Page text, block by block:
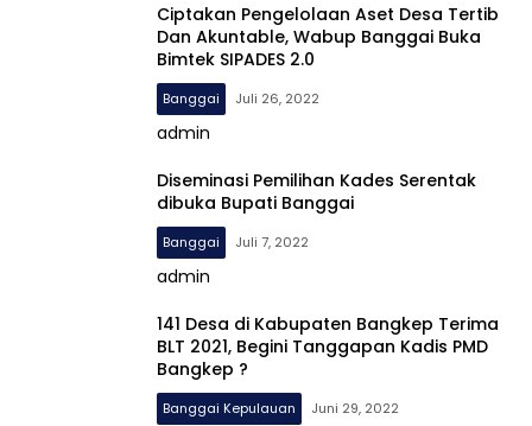
Ciptakan Pengelolaan Aset Desa Tertib
Dan Akuntable, Wabup Banggai Buka
Bimtek SIPADES 2.0
Banggai Juli 26, 2022
admin
Diseminasi Pemilihan Kades Serentak
dibuka Bupati Banggai
Banggai Juli 7, 2022
admin
141 Desa di Kabupaten Bangkep Terima
BLT 2021, Begini Tanggapan Kadis PMD
Bangkep ?
Banggai Kepulauan Juni 29, 2022